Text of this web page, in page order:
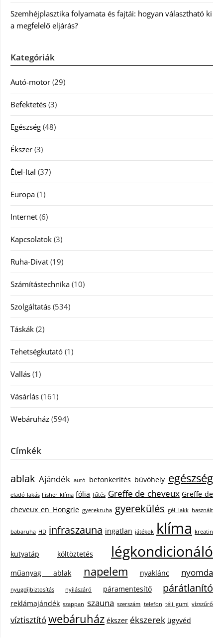
Szemhéjplasztika folyamata és fajtái: hogyan választható ki
a megfelelő eljárás?
Kategóriák
Autó-motor (29)
Befektetés (3)
Egészség (48)
Ékszer (3)
Étel-Ital (37)
Europa (1)
Internet (6)
Kapcsolatok (3)
Ruha-Divat (19)
Számítástechnika (10)
Szolgáltatás (534)
Táskák (2)
Tehetségkutató (1)
Vallás (1)
Vásárlás (161)
Webáruház (594)
Címkék
ablak Ajándék autó betonkerítés búvóhely egészség
eladó lakás Fisher klíma fólia fűtés Greffe de cheveux Greffe de
cheveux en Hongrie gyerekruha gyerekülés gél lakk használt
babaruha HD infraszauna ingatlan játékok klíma kreatin
kutyatáp költöztetés légkondicionáló
műanyag ablak napelem nyaklánc nyomda
nyugdíjbiztosítás nyílászáró páramentesítő párátlanító
reklámajándék szappan szauna szerszám telefon téli gumi vízszűrő
víztisztítówebáruház ékszer ékszerek ügyvéd